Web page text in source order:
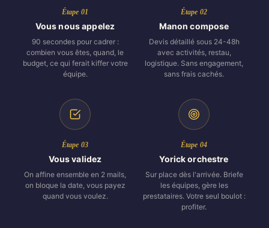
Étape 01
Vous nous appelez
90 secondes pour cadrer :
combien vous êtes, quand, le
budget, ce qui ferait kiffer votre
équipe.
Étape 02
Manon compose
Devis détaillé sous 24-48h
avec activités, restau,
logistique. Sans engagement,
sans frais cachés.
Étape 03
Vous validez
On affine ensemble en 2 mails,
on bloque la date, vous payez
quand vous voulez.
Étape 04
Yorick orchestre
Sur place dès l'arrivée. Briefe
les équipes, gère les
prestataires. Votre seul boulot :
profiter.